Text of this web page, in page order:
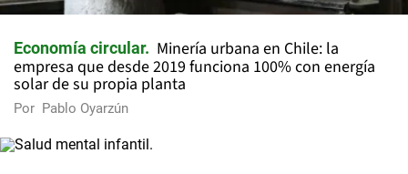
Economía circular
Minería urbana en Chile: la
empresa que desde 2019 funciona 100% con energía
solar de su propia planta
Por Pablo Oyarzún